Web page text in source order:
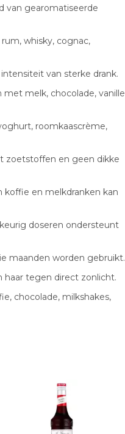
van gearomatiseerde
whisky, cognac,
van sterke drank.
melk, chocolade, vanille
roomkaascrème,
zoetstoffen en geen dikke
koffie en melkdranken kan
doseren ondersteunt
maanden worden gebruikt.
haar tegen direct zonlicht.
chocolade, milkshakes,